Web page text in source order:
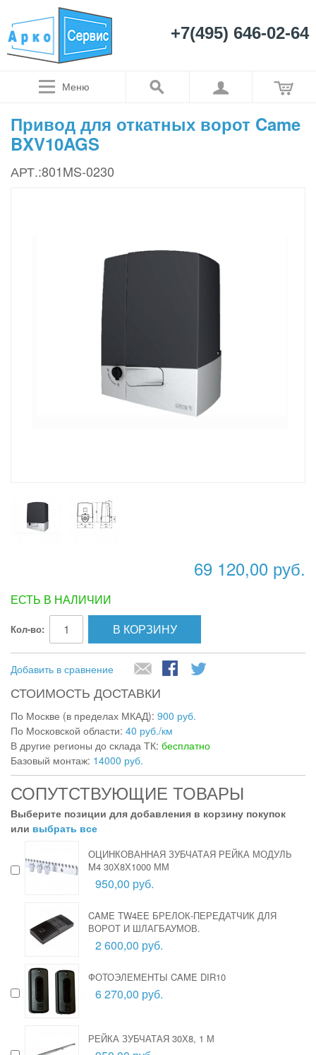
+7(495) 646-02-64
Меню
Привод для откатных ворот Came
BXV10AGS
АРТ.:801MS-0230
69 120,00 руб.
ЕСТЬ В НАЛИЧИИ
Кол-во: В КОРЗИНУ
Добавить в сравнение
СТОИМОСТЬ ДОСТАВКИ
По Москве (в пределах МКАД): 900 руб.
По Московской области: 40 руб./км
В другие регионы до склада ТК: бесплатно
Базовый монтаж: 14000 руб.
СОПУТСТВУЮЩИЕ ТОВАРЫ
Выберите позиции для добавления в корзину покупок
или выбрать все
ОЦИНКОВАННАЯ ЗУБЧАТАЯ РЕЙКА МОДУЛЬ
M4 30Х8Х1000 ММ
950,00 руб.
CAME TW4EE БРЕЛОК-ПЕРЕДАТЧИК ДЛЯ
ВОРОТ И ШЛАГБАУМОВ.
2 600,00 руб.
ФОТОЭЛЕМЕНТЫ CAME DIR10
6 270,00 руб.
РЕЙКА ЗУБЧАТАЯ 30Х8, 1 М